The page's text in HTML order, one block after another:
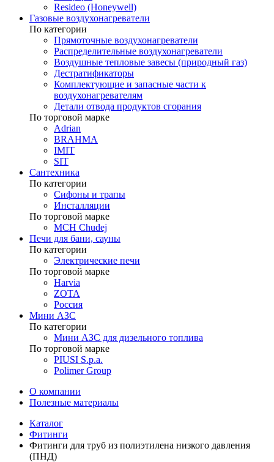
Resideo (Honeywell)
Газовые воздухонагреватели
По категории
Прямоточные воздухонагреватели
Распределительные воздухонагреватели
Воздушные тепловые завесы (природный газ)
Дестратификаторы
Комплектующие и запасные части к
воздухонагревателям
Детали отвода продуктов сгорания
По торговой марке
Adrian
BRAHMA
IMIT
SIT
Сантехника
По категории
Сифоны и трапы
Инсталляции
По торговой марке
MCH Chudej
Печи для бани, сауны
По категории
Электрические печи
По торговой марке
Harvia
ZOTA
Россия
Мини АЗС
По категории
Мини АЗС для дизельного топлива
По торговой марке
PIUSI S.p.a.
Polimer Group
О компании
Полезные материалы
Каталог
Фитинги
Фитинги для труб из полиэтилена низкого давления
(ПНД)